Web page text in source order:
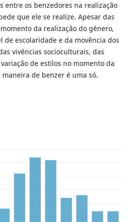
entre os benzedores na realização
que ele se realize. Apesar das
da realização do gênero,
de escolaridade e da movência dos
vivências socioculturais, das
de estilos no momento da
de benzer é uma só.